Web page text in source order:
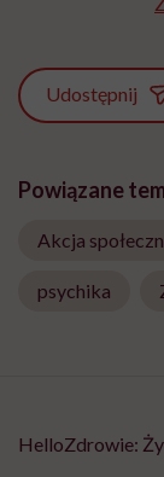
Udostępnij
Powiązane
Akcja
psychika
HelloZdrowie: